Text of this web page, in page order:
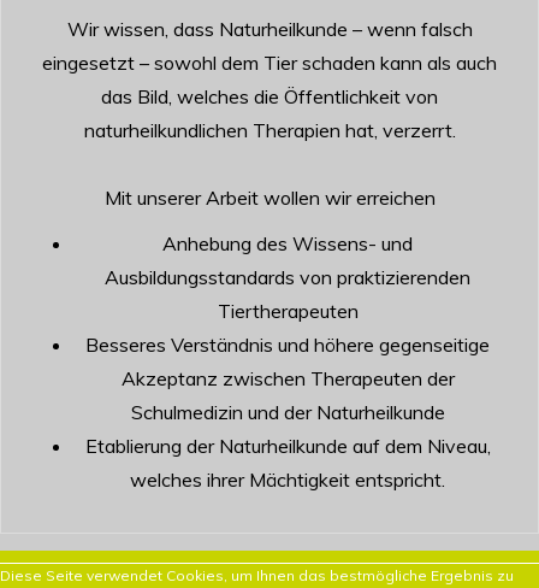
Wir wissen, dass Naturheilkunde – wenn falsch
eingesetzt – sowohl dem Tier schaden kann als auch
das Bild, welches die Öffentlichkeit von
naturheilkundlichen Therapien hat, verzerrt.
Mit unserer Arbeit wollen wir erreichen
Anhebung des Wissens- und
Ausbildungsstandards von praktizierenden
Tiertherapeuten
Besseres Verständnis und höhere gegenseitige
Akzeptanz zwischen Therapeuten der
Schulmedizin und der Naturheilkunde
Etablierung der Naturheilkunde auf dem Niveau,
welches ihrer Mächtigkeit entspricht.
Diese Seite verwendet Cookies, um Ihnen das bestmögliche Ergebnis zu